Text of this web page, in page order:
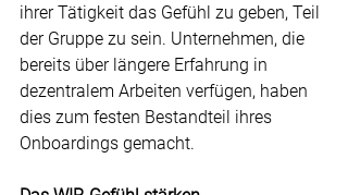
ihrer Tätigkeit das Gefühl zu geben, Teil
der Gruppe zu sein. Unternehmen, die
bereits über längere Erfahrung in
dezentralem Arbeiten verfügen, haben
dies zum festen Bestandteil ihres
Onboardings gemacht.